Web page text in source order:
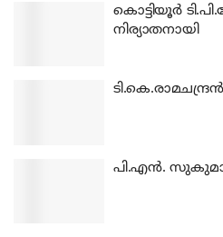
കൊട്ടിയൂര്‍
നിര്യാതനായി
പി.എന്‍.